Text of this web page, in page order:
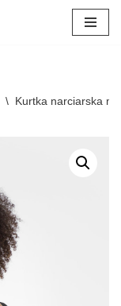
\ Kurtka narciarska